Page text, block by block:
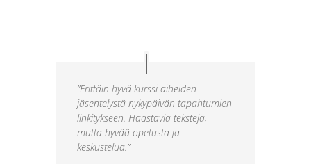
”Erittäin hyvä kurssi aiheiden
jäsentelystä nykypäivän tapahtumien
linkitykseen. Haastavia tekstejä,
mutta hyvää opetusta ja
keskustelua.”